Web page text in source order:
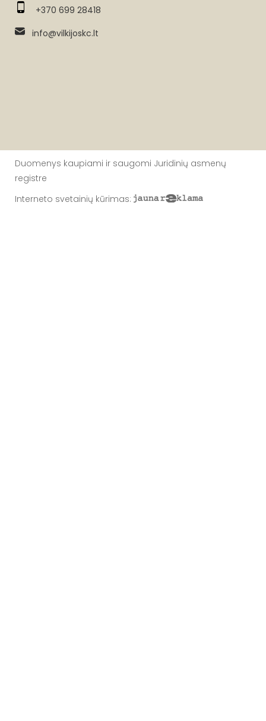
+370 699 28418
info@vilkijoskc.lt
Duomenys kaupiami ir saugomi Juridinių asmenų
registre
Interneto svetainių kūrimas: